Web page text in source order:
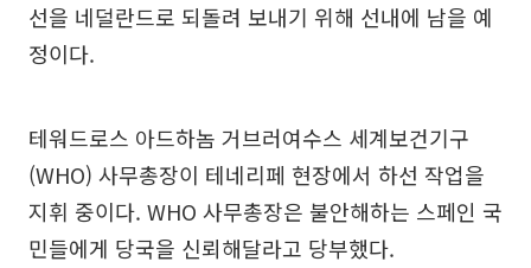
선을 네덜란드로 되돌려 보내기 위해 선내에 남을 예
정이다.
테워드로스 아드하놈 거브러여수스 세계보건기구
(WHO) 사무총장이 테네리페 현장에서 하선 작업을
지휘 중이다. WHO 사무총장은 불안해하는 스페인 국
민들에게 당국을 신뢰해달라고 당부했다.